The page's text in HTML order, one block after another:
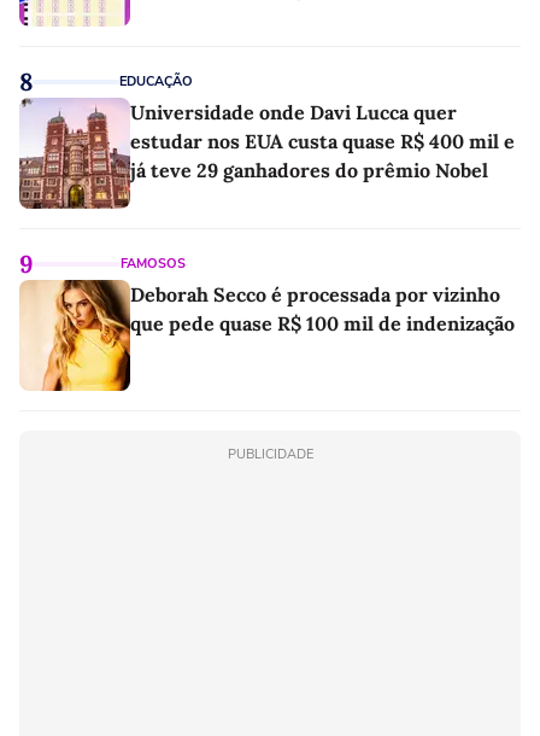
8 EDUCAÇÃO
Universidade onde Davi Lucca quer
estudar nos EUA custa quase R$ 400 mil e
já teve 29 ganhadores do prêmio Nobel
9 FAMOSOS
Deborah Secco é processada por vizinho
que pede quase R$ 100 mil de indenização
PUBLICIDADE